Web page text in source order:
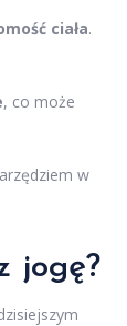
ciała.
, co może
w
jogę?